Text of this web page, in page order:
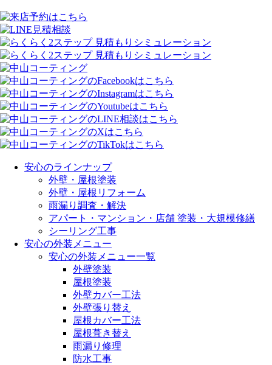
安心のラインナップ
外壁・屋根塗装
外壁・屋根リフォーム
雨漏り調査・解決
アパート・マンション・店舗 塗装・大規模修繕
シーリング工事
安心の外装メニュー
安心の外装メニュー一覧
外壁塗装
屋根塗装
外壁カバー工法
外壁張り替え
屋根カバー工法
屋根葺き替え
雨漏り修理
防水工事